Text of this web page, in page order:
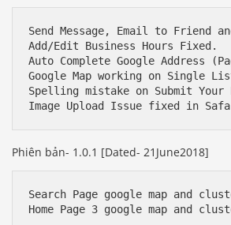
Send Message, Email to
Add/Edit Business Hours Fixed.
Auto Complete Google Address
Google Map working on Single
Spelling mistake on Submit Your
Phiên bản- 1.0.1 [Dated- 21June2018]
Search Page google map and